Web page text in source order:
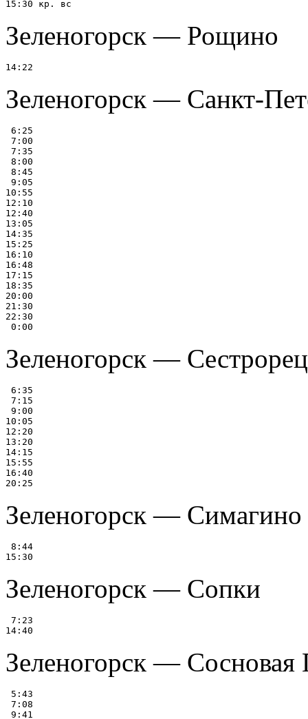
Зеленогорск — Рощино
Зеленогорск — Санкт-
6:25
7:00
7:35
8:00
8:45
9:05
10:55
12:10
12:40
13:05
14:35
15:25
16:10
16:48
17:15
18:35
20:00
21:30
22:30
Зеленогорск —
6:35
7:15
9:00
10:05
12:20
13:20
14:15
15:55
16:40
Зеленогорск — Симагино
8:44
Зеленогорск — Сопки
7:23
Зеленогорск — Сосновая
5:43
7:08
9:41